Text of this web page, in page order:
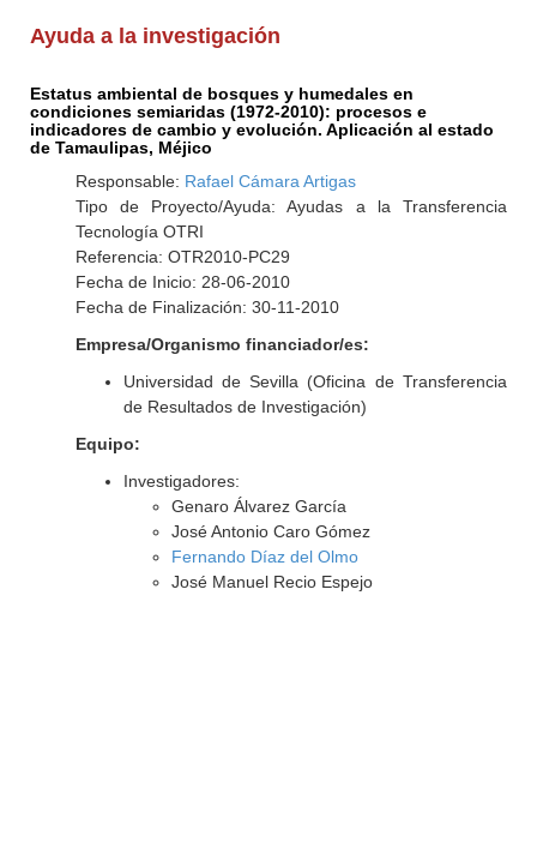
Ayuda a la investigación
Estatus ambiental de bosques y humedales en
condiciones semiaridas (1972-2010): procesos e
indicadores de cambio y evolución. Aplicación al estado
de Tamaulipas, Méjico
Responsable: Rafael Cámara Artigas
Tipo de Proyecto/Ayuda: Ayudas a la Transferencia
Tecnología OTRI
Referencia: OTR2010-PC29
Fecha de Inicio: 28-06-2010
Fecha de Finalización: 30-11-2010
Empresa/Organismo financiador/es:
Universidad de Sevilla (Oficina de Transferencia
de Resultados de Investigación)
Equipo:
Investigadores:
Genaro Álvarez García
José Antonio Caro Gómez
Fernando Díaz del Olmo
José Manuel Recio Espejo